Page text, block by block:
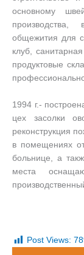
основному
производства,
общежития для
клуб,
продуктовые
1994 г.-
цех засолки
реконструкция
в помещениях
больнице, а
места
Post Views: